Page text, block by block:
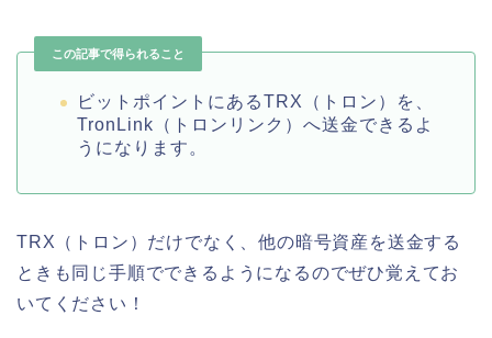
この記事で得られること
ビットポイントにあるTRX（トロン）を、
TronLink（トロンリンク）へ送金できるよ
うになります。
TRX（トロン）だけでなく、他の暗号資産を送金する
ときも同じ手順でできるようになるのでぜひ覚えてお
いてください！